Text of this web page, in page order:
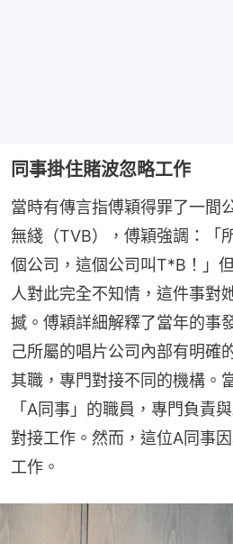
同事掛住賭波忽略工作
當時有傳言指傅穎得罪了一間
無綫（TVB），傅穎強調：「
個公司，這個公司叫T*B！」
人對此完全不知情，這件事對
撼。傅穎詳細解釋了當年的事
己所屬的唱片公司內部有明確
其職，專門對接不同的機構。
「A同事」的職員，專門負責
對接工作。然而，這位A同事
工作。